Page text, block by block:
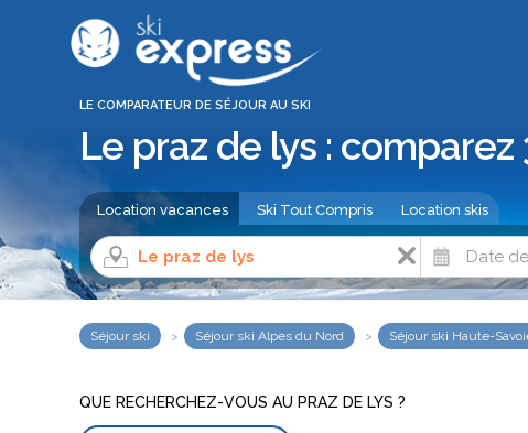
LE COMPARATEUR DE SÉJOUR AU SKI
Le praz de lys : comparez
Location vacances Ski Tout Compris Location skis
Séjour ski Séjour ski Alpes du Nord Séjour ski Haute-
QUE RECHERCHEZ-VOUS AU PRAZ DE LYS ?